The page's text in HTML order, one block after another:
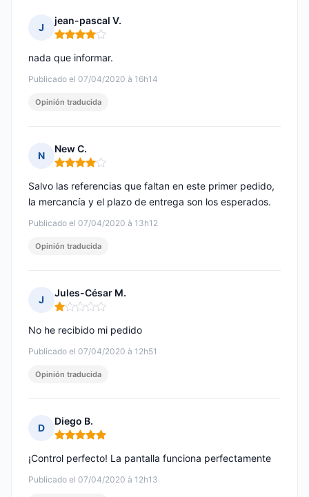
J
jean-pascal V.
Nota: 4 de 5
Publicado el 07/04/2020 à 16h14
nada que informar.
Opinión traducida
N
New C.
Nota: 4 de 5
Publicado el 07/04/2020 à 13h12
Salvo las referencias que faltan en este primer pedido,
la mercancía y el plazo de entrega son los esperados.
Opinión traducida
J
Jules-César M.
Nota: 1 de 5
Publicado el 07/04/2020 à 12h51
No he recibido mi pedido
Opinión traducida
D
Diego B.
Nota: 5 de 5
Publicado el 07/04/2020 à 12h13
¡Control perfecto! La pantalla funciona perfectamente